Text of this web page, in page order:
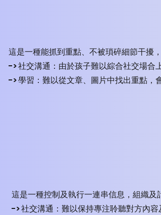
這是一種能抓到重點、不被瑣碎細節干擾
-> 社交溝通：由於孩子難以綜合社交場合
-> 學習：難以從文章、圖片中找出重點，
這是一種控制及執行一連串信息，組織及
-> 社交溝通：難以保持專注聆聽對方內